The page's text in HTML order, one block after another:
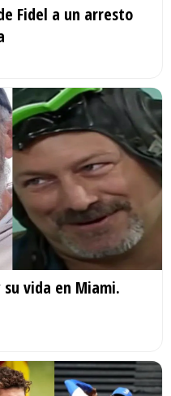
Fidel a un arresto
vida en Miami.